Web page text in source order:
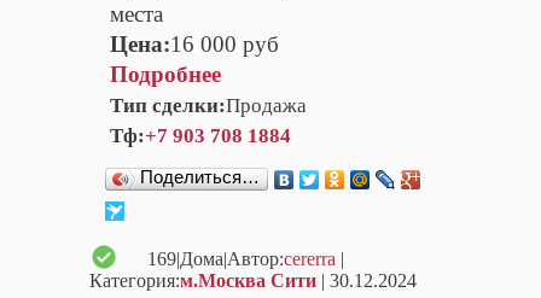
места
Цена:16 000 руб
Подробнее
Тип сделки:Продажа
Тф:+7 903 708 1884
Поделиться…
169|Дома|Автор:cererra |
Категория:м.Москва Сити | 30.12.2024